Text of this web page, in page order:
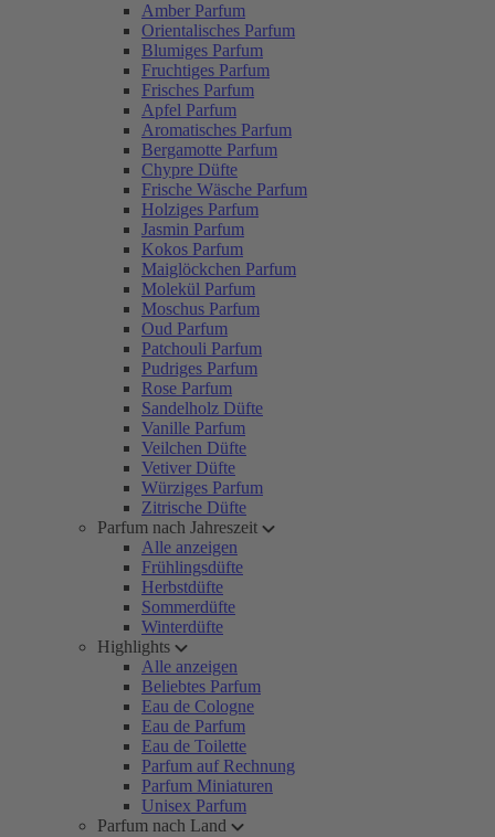
Amber Parfum
Orientalisches Parfum
Blumiges Parfum
Fruchtiges Parfum
Frisches Parfum
Apfel Parfum
Aromatisches Parfum
Bergamotte Parfum
Chypre Düfte
Frische Wäsche Parfum
Holziges Parfum
Jasmin Parfum
Kokos Parfum
Maiglöckchen Parfum
Molekül Parfum
Moschus Parfum
Oud Parfum
Patchouli Parfum
Pudriges Parfum
Rose Parfum
Sandelholz Düfte
Vanille Parfum
Veilchen Düfte
Vetiver Düfte
Würziges Parfum
Zitrische Düfte
Parfum nach Jahreszeit
Alle anzeigen
Frühlingsdüfte
Herbstdüfte
Sommerdüfte
Winterdüfte
Highlights
Alle anzeigen
Beliebtes Parfum
Eau de Cologne
Eau de Parfum
Eau de Toilette
Parfum auf Rechnung
Parfum Miniaturen
Unisex Parfum
Parfum nach Land